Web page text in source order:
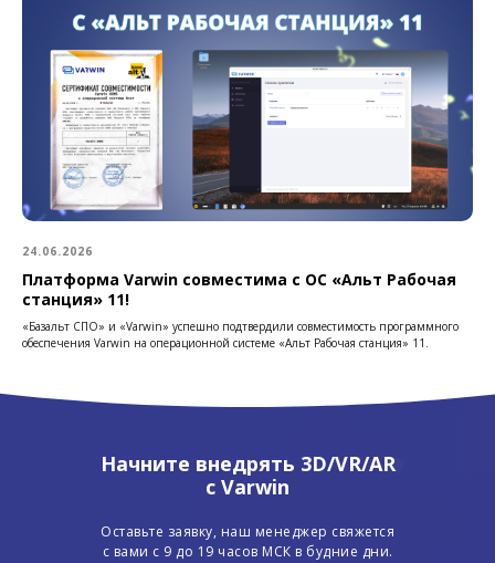
24.06.2026
Платформа Varwin совместима с ОС «Альт Рабочая
станция» 11!
«Базальт СПО» и «Varwin» успешно подтвердили совместимость программного
обеспечения Varwin на операционной системе «Альт Рабочая станция» 11.
Начните внедрять 3D/VR/AR
с Varwin
Оставьте заявку, наш менеджер свяжется
с вами с 9 до 19 часов МСК в будние дни.